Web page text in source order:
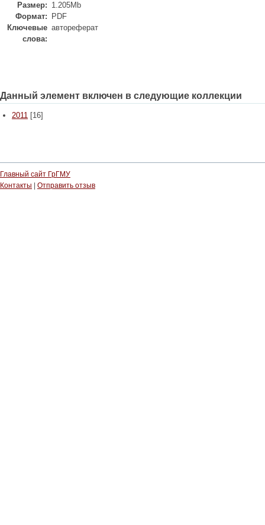
Размер: 1.205Mb
Формат:
PDF
Ключевые
слова:
автореферат
Данный элемент включен в следующие коллекции
2011 [16]
Главный сайт ГрГМУ
Контакты
Отправить отзыв